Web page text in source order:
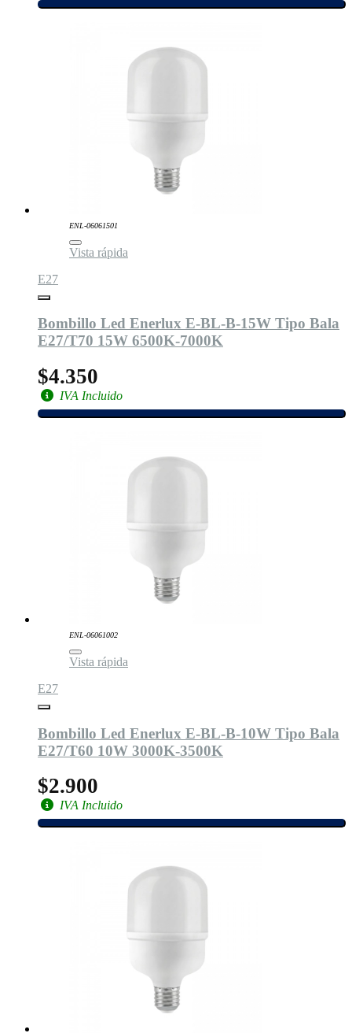
ENL-06061501
Vista rápida
E27
Bombillo Led Enerlux E-BL-B-15W Tipo Bala
E27/T70 15W 6500K-7000K
$4.350
IVA Incluido
ENL-06061002
Vista rápida
E27
Bombillo Led Enerlux E-BL-B-10W Tipo Bala
E27/T60 10W 3000K-3500K
$2.900
IVA Incluido